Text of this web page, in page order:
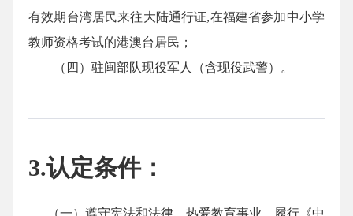
有效期台湾居民来往大陆通行证,在福建省参加中小学
教师资格考试的港澳台居民；
（四）驻闽部队现役军人（含现役武警）。
3.认定条件：